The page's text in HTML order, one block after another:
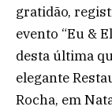
gratidão,
evento “Eu &
desta última
elegante
Rocha, em